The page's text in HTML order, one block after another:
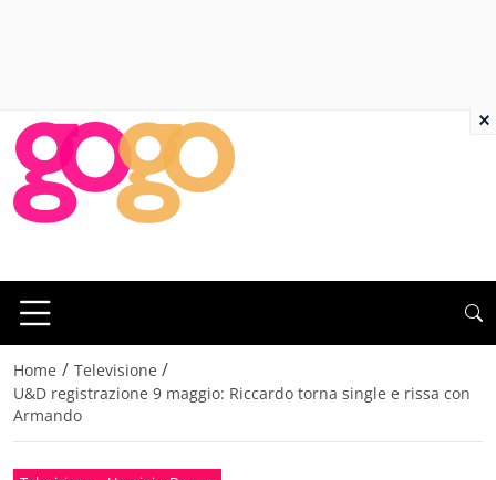
Home / Televisione /
U&D registrazione 9 maggio: Riccardo torna single e rissa con
Armando
×